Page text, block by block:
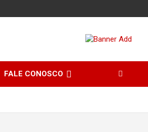
FALE CONOSCO